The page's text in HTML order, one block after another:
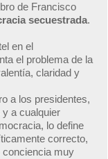
de Francisco
secuestrada.
en el
el problema de la
claridad y
a los presidentes,
a cualquier
lo define
correcto,
conciencia muy